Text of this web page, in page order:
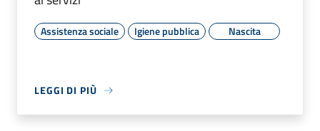
Assistenza sociale Igiene pubblica Nascita
LEGGI DI PIÙ